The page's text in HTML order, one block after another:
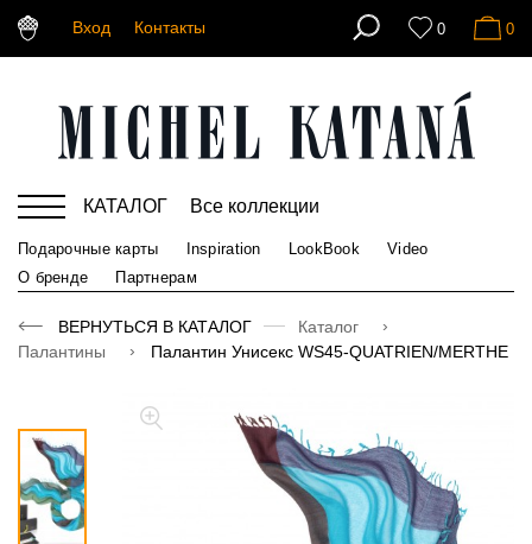
Вход Контакты 0 0
КАТАЛОГ Все коллекции
Подарочные карты Inspiration LookBook
Video
О бренде
Партнерам
ВЕРНУТЬСЯ В КАТАЛОГ
Каталог
Палантины
Палантин Унисекс WS45-QUATRIEN/MERTHE